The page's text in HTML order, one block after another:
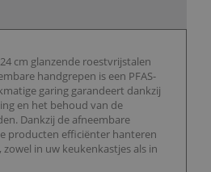
cm glanzende roestvrijstalen
handgrepen is een PFAS-
garing garandeert dankzij
en het behoud van de
Dankzij de afneembare
producten efficiënter hanteren
in uw keukenkastjes als in